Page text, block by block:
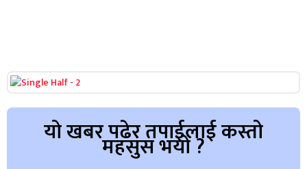
यो खबर पढेर तपाईलाई कस्तो
महसुस भयो ?